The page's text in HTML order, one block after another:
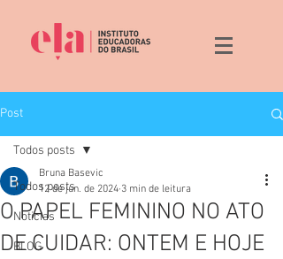
Post
Todos posts
Noticias
BLOG
Todos posts
O PAPEL FEMININO NO ATO
DE CUIDAR: ONTEM E HOJE
Bruna Basevic
12 de jun. de 2024 3 min de leitura